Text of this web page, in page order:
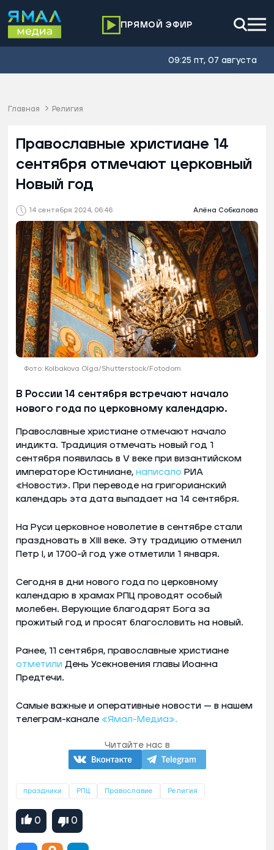
ПРЯМОЙ ЭФИР
09:25 пт, 07 августа
Главная Религия
14 сентября 2024, 06:46 Алёна Собкалова
Православные христиане 14
сентября отмечают церковный
Новый год
Фото: Kolbakova Olga/Shutterstock/Fotodom
В России 14 сентября встречают начало
нового года по церковному календарю.
Православные христиане отмечают начало
индикта. Традиция отмечать новый год 1
сентября появилась в V веке при византийском
императоре Юстиниане, написало РИА
«Новости». При переводе на григорианский
календарь эта дата выпадает на 14 сентября.
На Руси церковное новолетие в сентябре стали
праздновать в XIII веке. Эту традицию отменил
Петр I, и 1700-й год уже отметили 1 января.
Сегодня в дни нового года по церковному
календарю в храмах РПЦ проводят особый
молебен. Верующие благодарят Бога за
прожитый год и просят благословить на новый.
Ранее, 11 сентября, православные христиане
отметили День Усекновения главы Иоанна
Предтечи.
Самые важные и оперативные новости — в нашем
телеграм-канале «Ямал-Медиа».
Читайте нас в
праздники РПЦ Православие Религия
0 0